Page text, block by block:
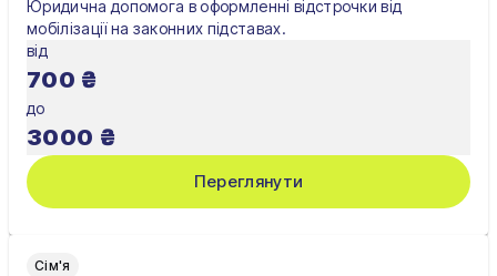
Юридична допомога в оформленні відстрочки від
мобілізації на законних підставах.
від
700 ₴
до
3000 ₴
Переглянути
Сім'я